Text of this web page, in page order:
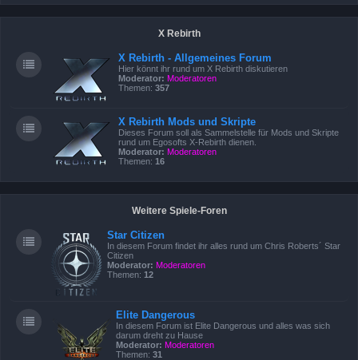
X Rebirth
X Rebirth - Allgemeines Forum
Hier könnt ihr rund um X Rebirth diskutieren
Moderator: Moderatoren
Themen: 357
X Rebirth Mods und Skripte
Dieses Forum soll als Sammelstelle für Mods und Skripte
rund um Egosofts X-Rebirth dienen.
Moderator: Moderatoren
Themen: 16
Weitere Spiele-Foren
Star Citizen
In diesem Forum findet ihr alles rund um Chris Roberts´ Star
Citizen
Moderator: Moderatoren
Themen: 12
Elite Dangerous
In diesem Forum ist Elite Dangerous und alles was sich
darum dreht zu Hause
Moderator: Moderatoren
Themen: 31